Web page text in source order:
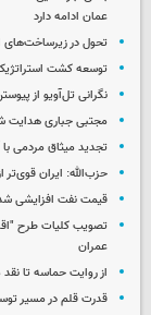
عمان ادامه دارد
تحول در زیرساخت‌های
توسعه کشت استراتژیک
نگرانی تل‌آویو از
مجتبی جباری هدایت
تجدید میثاق مردمی
حزب‌الله: ایران
قیمت نفت افزایشی
تصویب کلیات طرح
عمران
از روایت حماسه تا
قدرت قلم در مسیر